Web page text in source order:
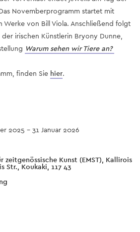
Novemberprogramm startet mit
Werke von Bill Viola. Anschließend folgt
irischen Künstlerin Bryony Dunne,
Warum sehen wir Tiere an?
finden Sie hier.
2025 - 31 Januar 2026
zeitgenössische Kunst (EMST), Kallirois
Str., Koukaki, 117 43